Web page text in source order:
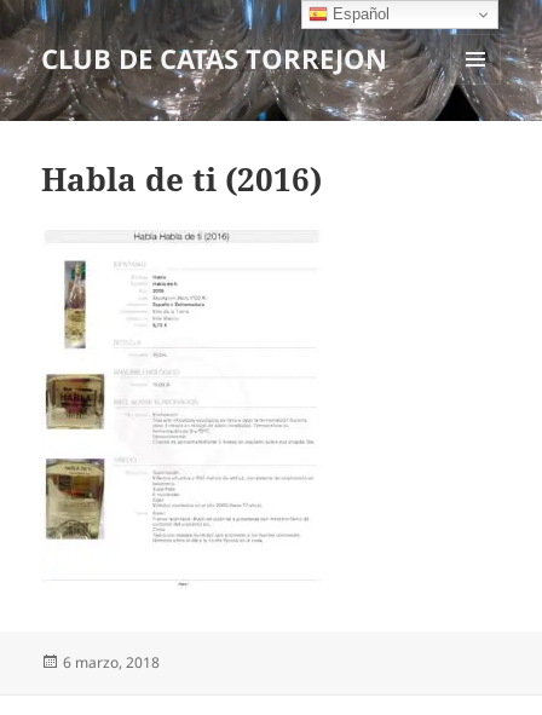
CLUB DE CATAS TORREJON
MENÚ
Y
Habla de ti (2016)
Publicado
6 marzo, 2018
Español